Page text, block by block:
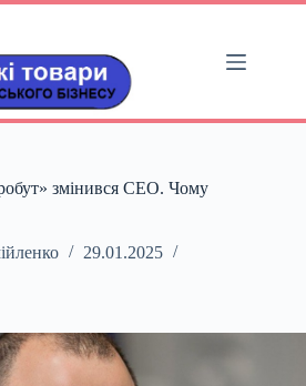
змінився СЕО. Чому
29.01.2025